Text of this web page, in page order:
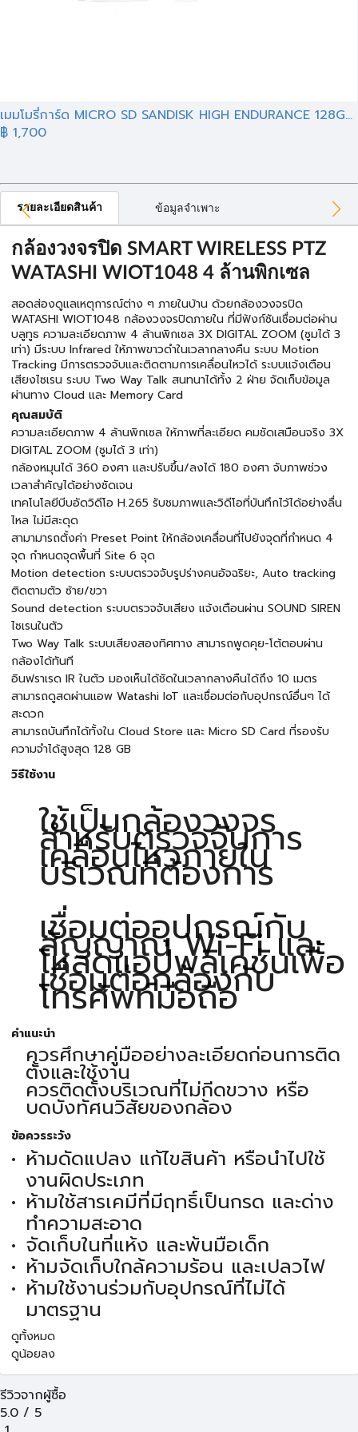
เมมโมรี่การ์ด MICRO SD SANDISK HIGH ENDURANCE 128G...
฿ 1,700
รายละเอียดสินค้า ข้อมูลจำเพาะ
กล้องวงจรปิด SMART WIRELESS PTZ
WATASHI WIOT1048 4 ล้านพิกเซล
สอดส่องดูแลเหตุการณ์ต่าง ๆ ภายในบ้าน ด้วยกล้องวงจรปิด
WATASHI WIOT1048 กล้องวงจรปิดภายใน ที่มีฟังก์ชันเชื่อมต่อผ่าน
บลูทูธ ความละเอียดภาพ 4 ล้านพิกเซล 3X DIGITAL ZOOM (ซูมได้ 3
เท่า) มีระบบ Infrared ให้ภาพขาวดำในเวลากลางคืน ระบบ Motion
Tracking มีการตรวจจับและติดตามการเคลื่อนไหวได้ ระบบแจ้งเตือน
เสียงไซเรน ระบบ Two Way Talk สนทนาได้ทั้ง 2 ฝ่าย จัดเก็บข้อมูล
ผ่านทาง Cloud และ Memory Card
คุณสมบัติ
ความละเอียดภาพ 4 ล้านพิกเซล ให้ภาพที่ละเอียด คมชัดเสมือนจริง 3X
DIGITAL ZOOM (ซูมได้ 3 เท่า)
กล้องหมุนได้ 360 องศา และปรับขึ้น/ลงได้ 180 องศา จับภาพช่วง
เวลาสำคัญได้อย่างชัดเจน
เทคโนโลยีบีบอัดวิดีโอ H.265 รับชมภาพและวิดีโอที่บันทึกไว้ได้อย่างลื่น
ไหล ไม่มีสะดุด
สามามารถตั้งค่า Preset Point ให้กล้องเคลื่อนที่ไปยังจุดที่กำหนด 4
จุด กำหนดจุดพื้นที่ Site 6 จุด
Motion detection ระบบตรวจจับรูปร่างคนอัจฉริยะ, Auto tracking
ติดตามตัว ซ้าย/ขวา
Sound detection ระบบตรวจจับเสียง แจ้งเตือนผ่าน SOUND SIREN
ไซเรนในตัว
Two Way Talk ระบบเสียงสองทิศทาง สามารถพูดคุย-โต้ตอบผ่าน
กล้องได้ทันที
อินฟราเรด IR ในตัว มองเห็นได้ชัดในเวลากลางคืนได้ถึง 10 เมตร
สามารถดูสดผ่านแอพ Watashi loT และเชื่อมต่อกับอุปกรณ์อื่นๆ ได้
สะดวก
สามารถบันทึกได้ทั้งใน Cloud Store และ Micro SD Card ที่รองรับ
ความจำได้สูงสุด 128 GB
วิธีใช้งาน
ใช้เป็นกล้องวงจร
สำหรับตรวจจับการ
เคลื่อนไหวภายใน
บริเวณที่ต้องการ
เชื่อมต่ออุปกรณ์กับ
สัญญาณ Wi-Fi และ
โหลดแอปพลิเคชันเพื่อ
เชื่อมต่อกล้องกับ
โทรศัพท์มือถือ
คำแนะนำ
ควรศึกษาคู่มืออย่างละเอียดก่อนการติด
ตั้งและใช้งาน
ควรติดตั้งบริเวณที่ไม่กีดขวาง หรือ
บดบังทัศนวิสัยของกล้อง
ข้อควรระวัง
ห้ามดัดแปลง แก้ไขสินค้า หรือนำไปใช้
งานผิดประเภท
ห้ามใช้สารเคมีที่มีฤทธิ์เป็นกรด และด่าง
ทำความสะอาด
จัดเก็บในที่แห้ง และพ้นมือเด็ก
ห้ามจัดเก็บใกล้ความร้อน และเปลวไฟ
ห้ามใช้งานร่วมกับอุปกรณ์ที่ไม่ได้
มาตรฐาน
ดูทั้งหมด
ดูน้อยลง
รีวิวจากผู้ซื้อ
5.0 / 5